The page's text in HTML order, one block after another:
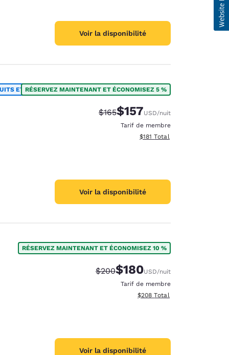
Voir la disponibilité
ET PLUS
RÉSERVEZ MAINTENANT ET ÉCONOMISEZ 5 %
Tarif barré :
$165Tarif réduit :
$157USD/nuit
Tarif de membre
Afficher les détails totaux
$181 Total
Voir la disponibilité
RÉSERVEZ MAINTENANT ET ÉCONOMISEZ 10 %
Tarif barré :
$200Tarif réduit :
$180USD/nuit
Tarif de membre
Afficher les détails totaux
$208 Total
Voir la disponibilité